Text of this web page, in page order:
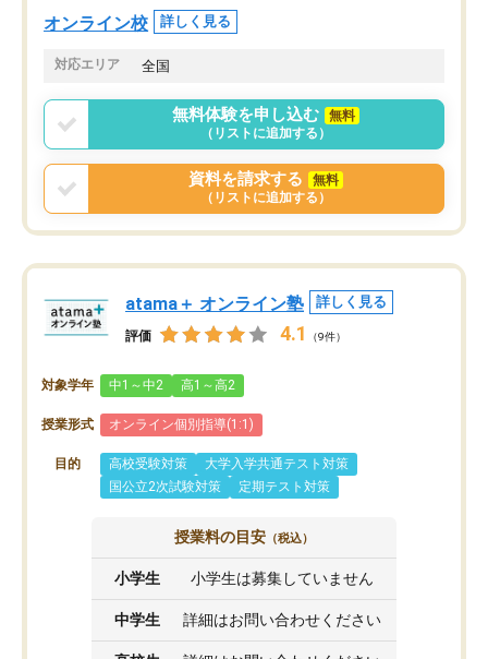
オンライン校 詳しく見る
対応エリア 全国
無料体験を申し込む
無料
（リストに追加する）
資料を請求する
無料
（リストに追加する）
atama＋ オンライン塾 詳しく見る
評価 4.1 （9件）
対象学年 中1～中2 高1～高2
授業形式 オンライン個別指導(1:1)
目的 高校受験対策
大学入学共通テスト対策
国公立2次試験対策
定期テスト対策
授業料の目安 （税込）
小学生 小学生は募集していません
中学生 詳細はお問い合わせください